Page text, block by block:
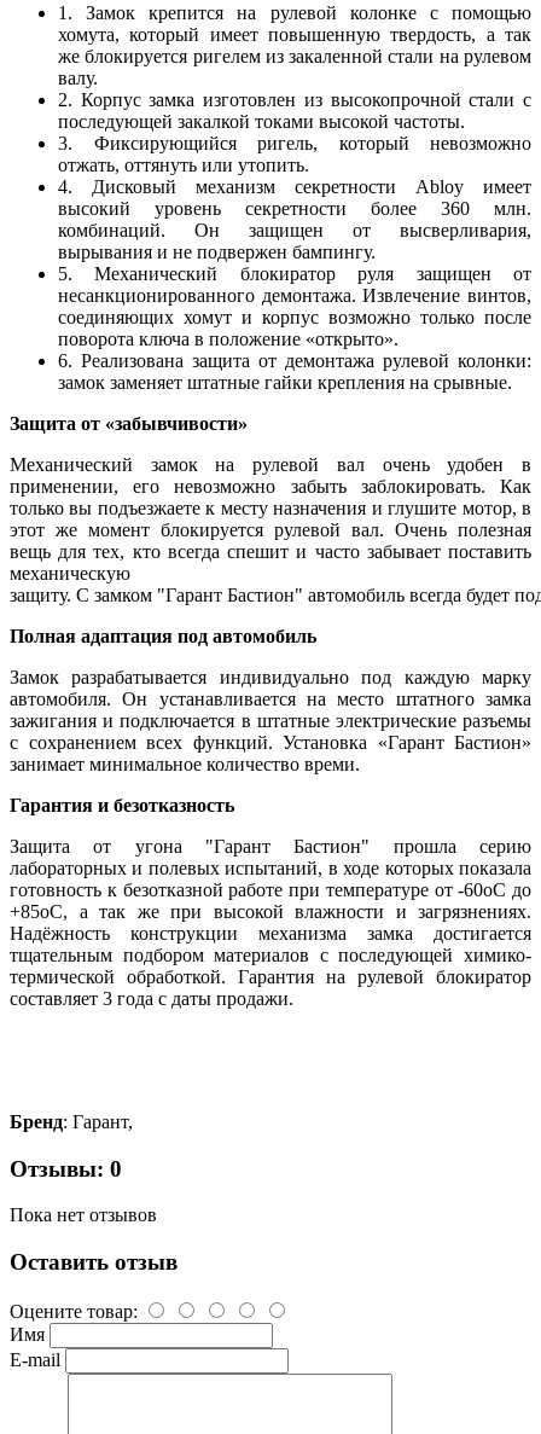
1. Замок крепится на рулевой колонке с помощью
хомута, который имеет повышенную твердость, а так
же блокируется ригелем из закаленной стали на рулевом
валу.
2. Корпус замка изготовлен из высокопрочной стали с
последующей закалкой токами высокой частоты.
3. Фиксирующийся ригель, который невозможно
отжать, оттянуть или утопить.
4. Дисковый механизм секретности Abloy имеет
высокий уровень секретности более 360 млн.
комбинаций. Он защищен от высверливария,
вырывания и не подвержен бампингу.
5. Механический блокиратор руля защищен от
несанкционированного демонтажа. Извлечение винтов,
соединяющих хомут и корпус возможно только после
поворота ключа в положение «открыто».
6. Реализована защита от демонтажа рулевой колонки:
замок заменяет штатные гайки крепления на срывные.
Защита от «забывчивости»
Механический замок на рулевой вал очень удобен в
применении, его невозможно забыть заблокировать. Как
только вы подъезжаете к месту назначения и глушите мотор, в
этот же момент блокируется рулевой вал. Очень полезная
вещь для тех, кто всегда спешит и часто забывает поставить
механическую
защиту. С замком "Гарант Бастион" автомобиль всегда будет
Полная адаптация под автомобиль
Замок разрабатывается индивидуально под каждую марку
автомобиля. Он устанавливается на место штатного замка
зажигания и подключается в штатные электрические разъемы
с сохранением всех функций. Установка «Гарант Бастион»
занимает минимальное количество времи.
Гарантия и безотказность
Защита от угона "Гарант Бастион" прошла серию
лабораторных и полевых испытаний, в ходе которых показала
готовность к безотказной работе при температуре от -60оС до
+85оС, а так же при высокой влажности и загрязнениях.
Надёжность конструкции механизма замка достигается
тщательным подбором материалов с последующей химико-
термической обработкой. Гарантия на рулевой блокиратор
составляет 3 года с даты продажи.
Бренд: Гарант,
Отзывы: 0
Пока нет отзывов
Оставить отзыв
Оцените товар:
Имя
E-mail